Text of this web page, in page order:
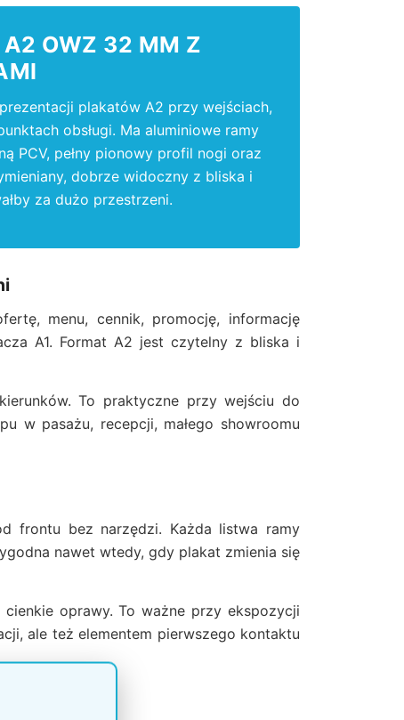
OWZ 32 MM Z
plakatów A2 przy wejściach,
obsługi. Ma aluminiowe ramy
PCV, pełny pionowy profil nogi oraz
dobrze widoczny z bliska i
za dużo przestrzeni.
menu, cennik, promocję, informację
A1. Format A2 jest czytelny z bliska i
To praktyczne przy wejściu do
w pasażu, recepcji, małego showroomu
frontu bez narzędzi. Każda listwa ramy
nawet wtedy, gdy plakat zmienia się
oprawy. To ważne przy ekspozycji
ale też elementem pierwszego kontaktu